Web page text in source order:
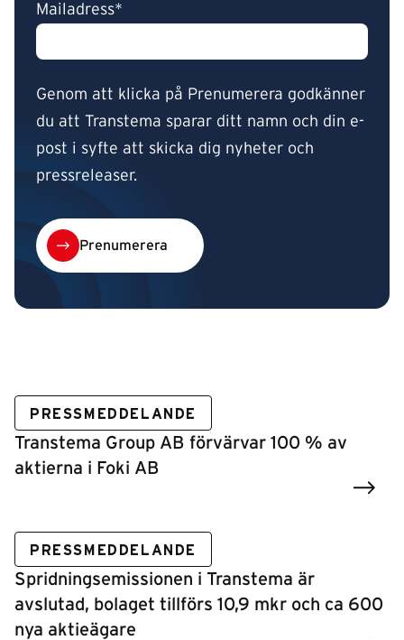
Mailadress*
Genom att klicka på Prenumerera godkänner
du att Transtema sparar ditt namn och din e-
post i syfte att skicka dig nyheter och
pressreleaser.
Prenumerera
PRESSMEDDELANDE
Transtema Group AB förvärvar 100 % av
aktierna i Foki AB
PRESSMEDDELANDE
Spridningsemissionen i Transtema är
avslutad, bolaget tillförs 10,9 mkr och ca 600
nya aktieägare